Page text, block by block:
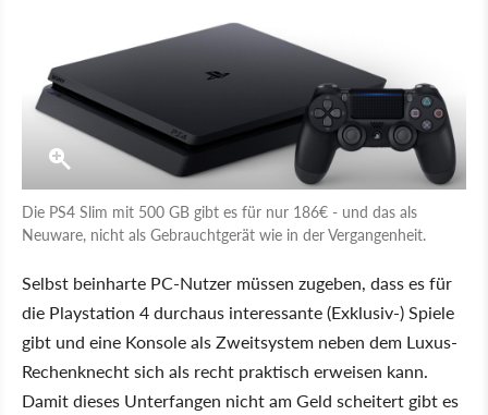
Die PS4 Slim mit 500 GB gibt es für nur 186€ - und das als
Neuware, nicht als Gebrauchtgerät wie in der Vergangenheit.
Selbst beinharte PC-Nutzer müssen zugeben, dass es für
die Playstation 4 durchaus interessante (Exklusiv-) Spiele
gibt und eine Konsole als Zweitsystem neben dem Luxus-
Rechenknecht sich als recht praktisch erweisen kann.
Damit dieses Unterfangen nicht am Geld scheitert gibt es